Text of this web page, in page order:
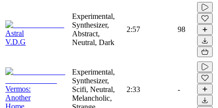
Astral
V.D.G
Experimental,
Synthesizer,
Abstract,
Neutral, Dark
2:57 98
Vermos:
Another
Home
Experimental,
Synthesizer,
Scifi, Neutral,
Melancholic,
2:33 -